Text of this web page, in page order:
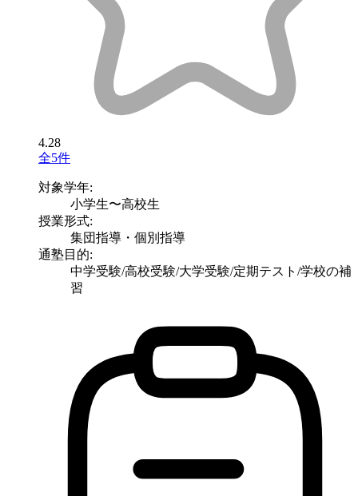
4.28
全5件
対象学年:
小学生〜高校生
授業形式:
集団指導・個別指導
通塾目的:
中学受験/高校受験/大学受験/定期テスト/学校の補
習